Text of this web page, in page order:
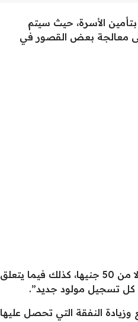
الأسرة، حيث سيتم
معالجة بعض القصور في
“الهدف من تقدمه بمشروع قانون تأمين الأسرة هو زيادة المبالغ المستحقة عن كل واقعة زواج إلى 150 جنيها بدلا من 50 جنيها، كذلك فيما يتعلق
النفقة التي تحصل عليها